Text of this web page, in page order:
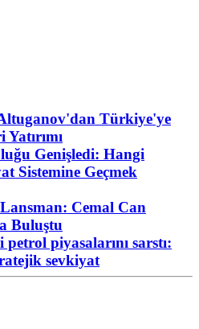
Türkiye'ye
Genişledi: Hangi
Sistemine Geçmek
Cemal Can
Buluştu
piyasalarını sarstı:
sevkiyat